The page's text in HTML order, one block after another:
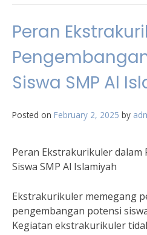
Peran
Siswa SMP Al
Posted on February 2, 2025 by
Peran Ekstrakurikuler dalam
Siswa SMP Al Islamiyah
Ekstrakurikuler memegang
pengembangan potensi
Kegiatan ekstrakurikuler